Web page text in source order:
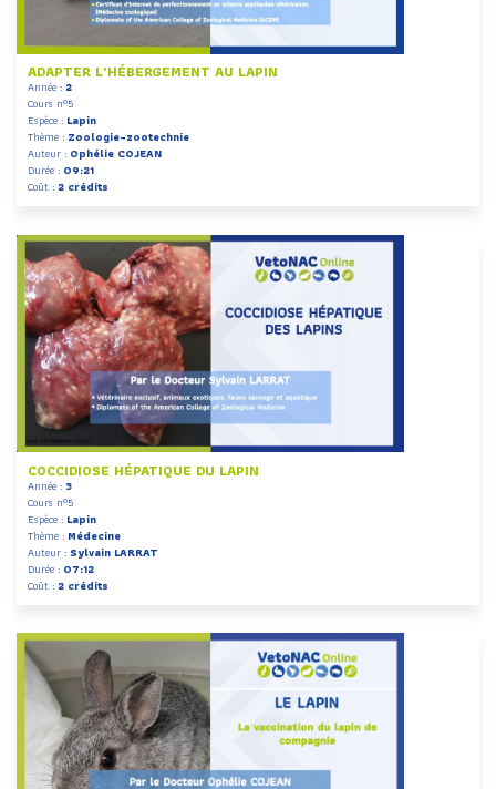
ADAPTER L'HÉBERGEMENT AU LAPIN
Année : 2
Cours n°5
Espèce : Lapin
Thème : Zoologie-zootechnie
Auteur : Ophélie COJEAN
Durée : 09:21
Coût : 2 crédits
COCCIDIOSE HÉPATIQUE DU LAPIN
Année : 3
Cours n°5
Espèce : Lapin
Thème : Médecine
Auteur :Sylvain LARRAT
Durée : 07:12
Coût : 2 crédits